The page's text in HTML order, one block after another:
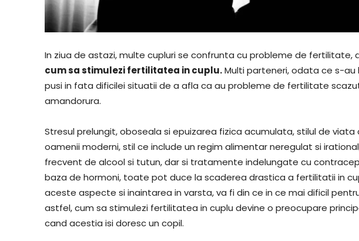
In ziua de astazi, multe cupluri se confrunta cu probleme de
cum sa stimulezi fertilitatea in cuplu.Multi parteneri, odata ce s-
pusi in fata dificilei situatii de a afla ca au probleme de fertilitate
amandorura.
Stresul prelungit, oboseala si epuizarea fizica acumulata, stilul de
oamenii moderni, stil ce include un regim alimentar neregulat si
frecvent de alcool si tutun, dar si tratamente indelungate cu
baza de hormoni, toate pot duce la scaderea drastica a fertilitatii in
aceste aspecte si inaintarea in varsta, va fi din ce in ce mai dificil
astfel, cum sa stimulezi fertilitatea in cuplu devine o preocupare
cand acestia isi doresc un copil.